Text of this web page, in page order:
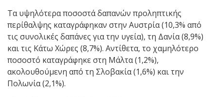
Τα υψηλότερα ποσοστά δαπανών προληπτικής
περίθαλψης καταγράφηκαν στην Αυστρία (10,3% από
τις συνολικές δαπάνες για την υγεία), τη Δανία (8,9%)
και τις Κάτω Χώρες (8,7%). Αντίθετα, το χαμηλότερο
ποσοστό καταγράφηκε στη Μάλτα (1,2%),
ακολουθούμενη από τη Σλοβακία (1,6%) και την
Πολωνία (2,1%).